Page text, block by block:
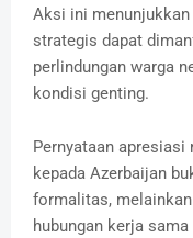
Aksi ini
strategis dapat
perlindungan warga
kondisi genting.
Pernyataan
kepada Azerbaijan
formalitas,
hubungan kerja